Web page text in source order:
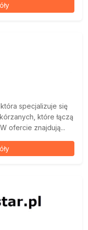
specjalizuje się
które łączą
ofercie znajdują...